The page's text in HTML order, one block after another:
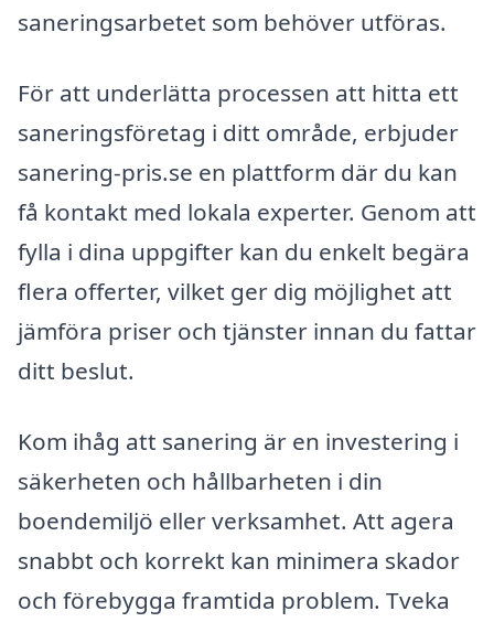
saneringsarbetet som behöver utföras.
För att underlätta processen att hitta ett
saneringsföretag i ditt område, erbjuder
sanering-pris.se en plattform där du kan
få kontakt med lokala experter. Genom att
fylla i dina uppgifter kan du enkelt begära
flera offerter, vilket ger dig möjlighet att
jämföra priser och tjänster innan du fattar
ditt beslut.
Kom ihåg att sanering är en investering i
säkerheten och hållbarheten i din
boendemiljö eller verksamhet. Att agera
snabbt och korrekt kan minimera skador
och förebygga framtida problem. Tveka